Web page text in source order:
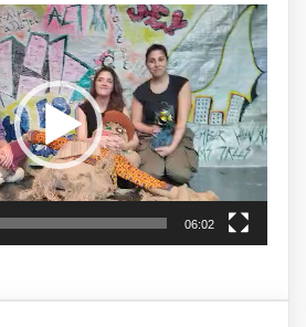
06:02